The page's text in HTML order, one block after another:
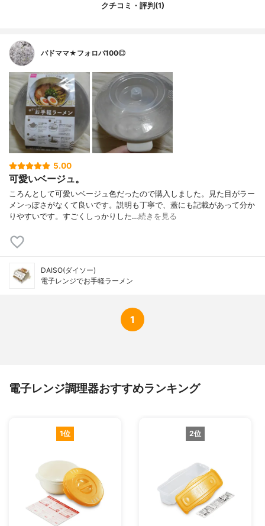
クチコミ・評判(1)
バドママ★フォロバ100◎
5.00
可愛いベージュ。
ころんとして可愛いベージュ色だったので購入しました。見た目がラー
メンっぽさがなくて良いです。説明も丁寧で、蓋にも記載があって分か
りやすいです。すごくしっかりした…続きを見る
DAISO(ダイソー)
電子レンジでお手軽ラーメン
1
電子レンジ調理器おすすめランキング
1位 2位